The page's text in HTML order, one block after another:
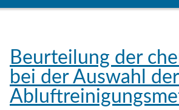
Beurteilung der
bei der Auswahl